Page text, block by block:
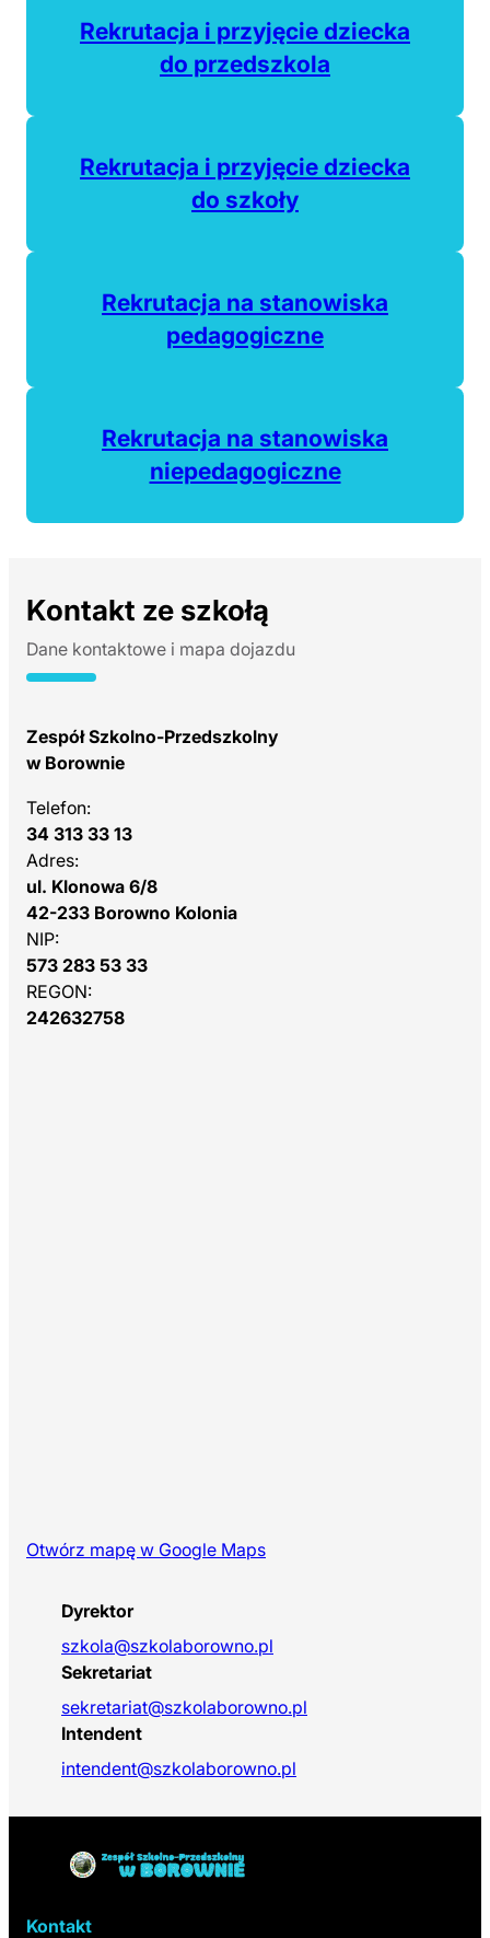
Rekrutacja i przyjęcie dziecka
do przedszkola
(otwiera się w nowej
Rekrutacja i przyjęcie dziecka
do szkoły
Rekrutacja na stanowiska
pedagogiczne
Rekrutacja na stanowiska
niepedagogiczne
Kontakt ze szkołą
Dane kontaktowe i mapa dojazdu
Zespół Szkolno-Przedszkolny
w Borownie
Telefon:
34 313 33 13
Adres:
ul. Klonowa 6/8
42-233 Borowno Kolonia
NIP:
573 283 53 33
REGON:
242632758
Otwórz mapę w Google Maps
(otwiera się w nowej karcie)
Dyrektor
szkola@szkolaborowno.pl
Sekretariat
sekretariat@szkolaborowno.pl
Intendent
intendent@szkolaborowno.pl
Kontakt